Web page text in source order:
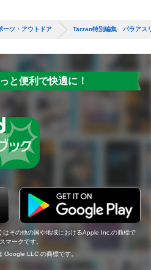
ーツ・アウトドア Tarzan特別編集 パラアス
と便利で快適に！
その他の国や地域におけるApple Inc.の商標で
マークです。
LLC の商標です。